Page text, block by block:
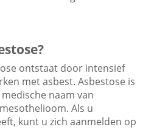
ontstaat door intensief
met asbest. Asbestose is
naam van
Als u
kunt u zich aanmelden op